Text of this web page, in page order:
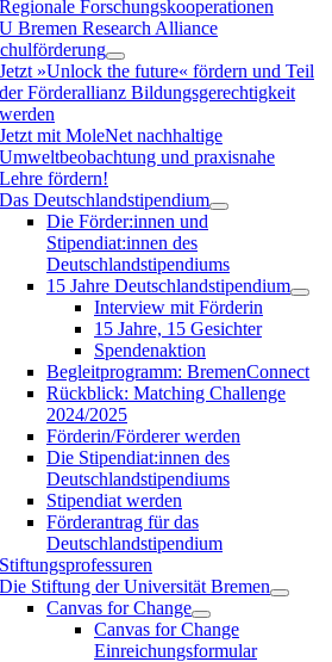
Regionale Forschungskooperationen
U Bremen Research Alliance
Jetzt »Unlock the future« fördern und Teil
der Förderallianz Bildungsgerechtigkeit
werden
Jetzt mit MoleNet nachhaltige
Umweltbeobachtung und praxisnahe
Lehre fördern!
Das Deutschlandstipendium
Die Förder:innen und
Stipendiat:innen des
Deutschlandstipendiums
15 Jahre Deutschlandstipendium
Interview mit Förderin
15 Jahre, 15 Gesichter
Spendenaktion
Begleitprogramm: BremenConnect
Rückblick: Matching Challenge
2024/2025
Förderin/Förderer werden
Die Stipendiat:innen des
Deutschlandstipendiums
Stipendiat werden
Förderantrag für das
Deutschlandstipendium
Stiftungsprofessuren
Die Stiftung der Universität Bremen
Canvas for Change
Canvas for Change
Einreichungsformular